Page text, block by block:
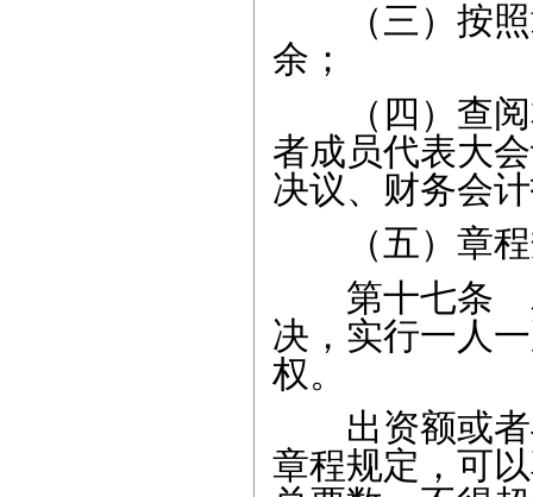
（三）按照
余；
（四）查阅
者成员代表大
决议、财务会
（五）章程
第十七条 农
决，实行一人
权。
出资额或者
章程规定，可